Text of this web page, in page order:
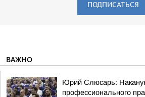
ПОДПИСАТЬСЯ
ВАЖНО
Юрий Слюсарь:
профессионального